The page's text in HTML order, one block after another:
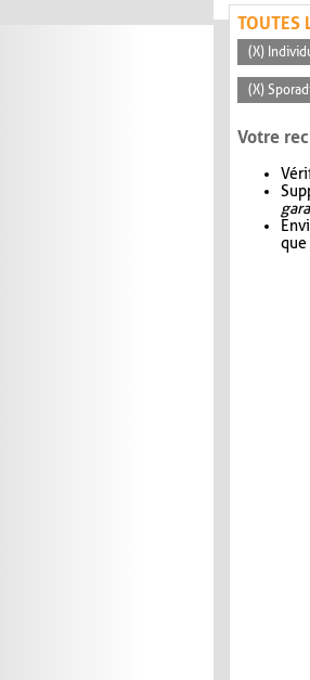
TOUTES
(X)
(X)
Votre
que